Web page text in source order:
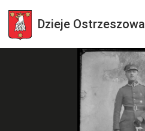
Dzieje Ostrzeszowa
Wszystkie zdjęcia